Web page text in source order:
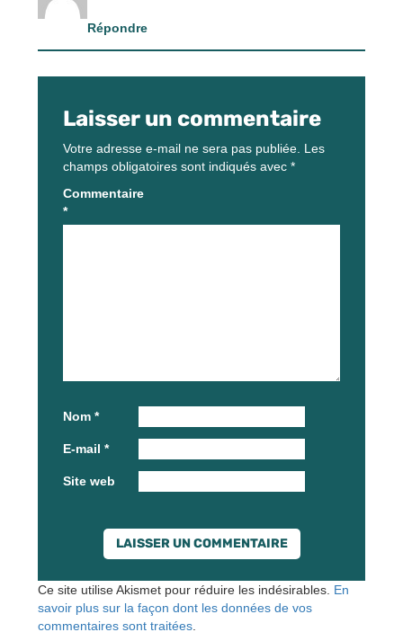
Répondre
Laisser un commentaire
Votre adresse e-mail ne sera pas publiée. Les
champs obligatoires sont indiqués avec *
Commentaire
*
Nom *
E-mail *
Site web
Ce site utilise Akismet pour réduire les indésirables. En
savoir plus sur la façon dont les données de vos
commentaires sont traitées